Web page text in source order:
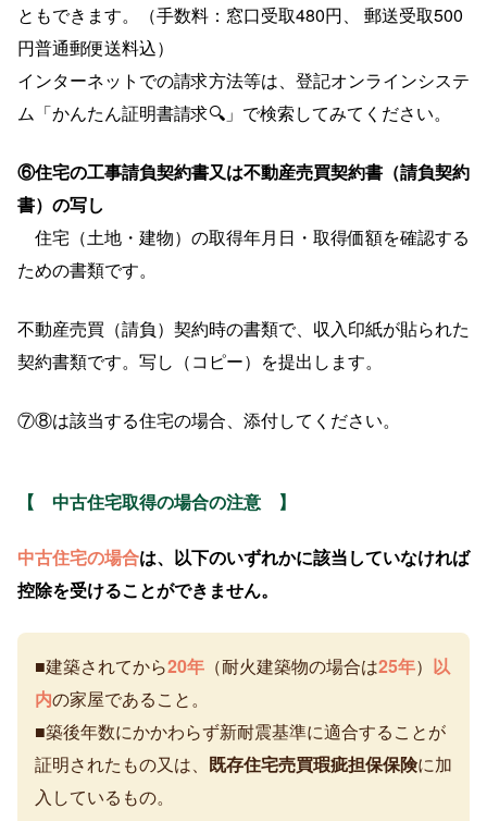
ともできます。（手数料：窓口受取480円、 郵送受取500
円普通郵便送料込）
インターネットでの請求方法等は、登記オンラインシステ
ム「かんたん証明書請求🔍」で検索してみてください。
⑥住宅の工事請負契約書又は不動産売買契約書（請負契約
書）の写し
住宅（土地・建物）の取得年月日・取得価額を確認する
ための書類です。
不動産売買（請負）契約時の書類で、収入印紙が貼られた
契約書類です。写し（コピー）を提出します。
⑦⑧は該当する住宅の場合、添付してください。
【 中古住宅取得の場合の注意 】
中古住宅の場合は、以下のいずれかに該当していなければ
控除を受けることができません。
■建築されてから20年 （耐火建築物の場合は25年） 以
内の家屋であること。
■築後年数にかかわらず新耐震基準に適合することが
証明されたもの又は、 既存住宅売買瑕疵担保保険に加
入しているもの。